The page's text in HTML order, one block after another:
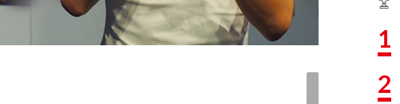
1
2